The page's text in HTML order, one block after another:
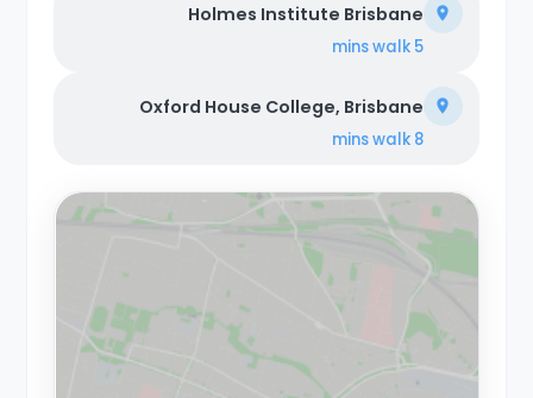
Holmes Institute Brisbane
5 mins
walk
Oxford House College, Brisbane
8 mins
walk